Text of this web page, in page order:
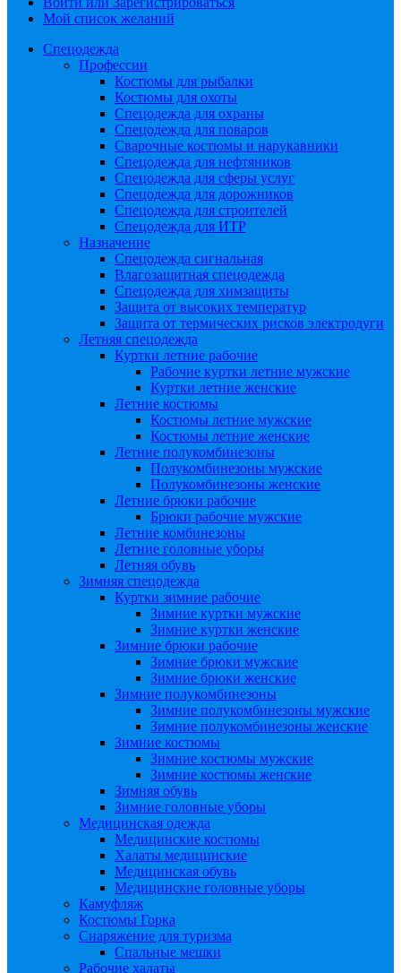
Мой список желаний
Спецодежда
Профессии
Костюмы для рыбалки
Костюмы для охоты
Спецодежда для охраны
Спецодежда для поваров
Сварочные костюмы и нарукавники
Спецодежда для нефтяников
Спецодежда для сферы услуг
Спецодежда для дорожников
Спецодежда для строителей
Спецодежда для ИТР
Назначение
Спецодежда сигнальная
Влагозащитная спецодежда
Спецодежда для химзащиты
Защита от высоких температур
Защита от термических рисков электродуги
Летняя спецодежда
Куртки летние рабочие
Рабочие куртки летние мужские
Куртки летние женские
Летние костюмы
Костюмы летние мужские
Костюмы летние женские
Летние полукомбинезоны
Полукомбинезоны мужские
Полукомбинезоны женские
Летние брюки рабочие
Брюки рабочие мужские
Летние комбинезоны
Летние головные уборы
Летняя обувь
Зимняя спецодежда
Куртки зимние рабочие
Зимние куртки мужские
Зимние куртки женские
Зимние брюки рабочие
Зимние брюки мужские
Зимние брюки женские
Зимние полукомбинезоны
Зимние полукомбинезоны мужские
Зимние полукомбинезоны женские
Зимние костюмы
Зимние костюмы мужские
Зимние костюмы женские
Зимняя обувь
Зимние головные уборы
Медицинская одежда
Медицинские костюмы
Халаты медицинские
Медицинская обувь
Медицинские головные уборы
Камуфляж
Костюмы Горка
Снаряжение для туризма
Спальные мешки
Рабочие халаты